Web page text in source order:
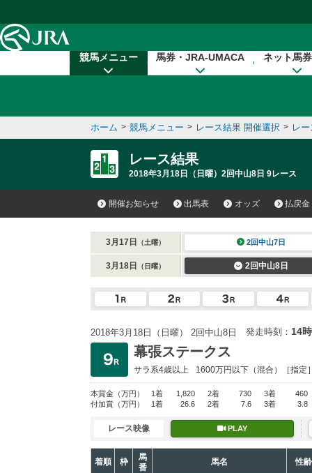
競馬メニュー 馬券・JRA-UMACA ネット馬
ホーム > 競馬メニュー > レース結果 開催選択 > レ
レース結果
2018年3月18日（日曜）2回中山8日 9レース
開催お知らせ 出馬表 オッズ 払戻金
3月17日 （土曜） 2回中山7日
3月18日 （日曜） 2回中山8日
2018年3月18日（日曜） 2回中山8日 発走時刻： 14
幕張ステークス
サラ系4歳以上 1600万円以下 （混合）［指定
本賞金 （万円） 1着 1,820 2着 730 3着
460
付加賞 （万円） 1着 26.6 2着 7.6 3着 3.8
レース映像 PLAY
着順 枠
馬
番
馬名 性齢